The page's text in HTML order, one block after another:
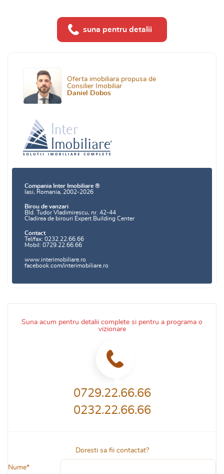
Suna acum pentru detalii complete si pentru a programa o
vizionare
0729.22.66.66
0232.22.66.66
Doresti sa fii contactat?
Nume*
suna pentru detalii
Oferta imobiliara propusa de
Consilier Imobiliar
Daniel Dobos
Compania Inter Imobiliare ®
Iasi, Romania, 2002-2026
Birou de vanzari
Bld. Tudor Vladimirescu, nr. 42-44
Cladirea de birouri Expert Building Center
Contact
Tel/fax: 0232.22.66.66
Mobil: 0729.22.66.66
www.interimobiliare.ro
facebook.com/interimobiliare.ro